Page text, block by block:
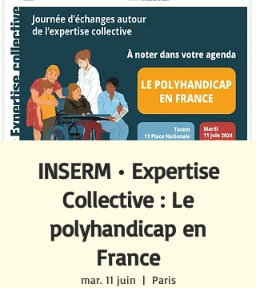
INSERM • Expertise
Collective : Le
polyhandicap en
France
mar. 11 juin
  |
Paris